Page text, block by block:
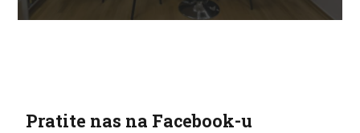
Pratite nas na Facebook-u